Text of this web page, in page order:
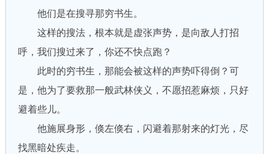
他们是在搜寻那穷书生。
这样的搜法，根本就是虚张声势，是向敌人打招
呼，我们搜过来了，你还不快点跑？
此时的穷书生，那能会被这样的声势吓得倒？可
是，他为了要救那一般武林侠义，不愿招惹麻烦，只好
避着些儿。
他施展身形，倏左倏右，闪避着那射来的灯光，尽
找黑暗处疾走。